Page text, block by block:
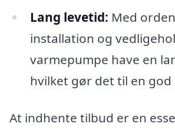
Lang levetid: Med
installation og
varmepumpe have en
hvilket gør det til en
At indhente tilbud er en